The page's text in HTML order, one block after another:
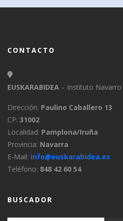
CONTACTO
EUSKARABIDEA – Instituto Navarro
Dirección: Paulino Caballero 13
CP: 31002
Localidad: Pamplona/Iruña
Provincia: Navarra
E-Mail: info@euskarabidea.es
Teléfono: 848 42 60 54
BUSCADOR